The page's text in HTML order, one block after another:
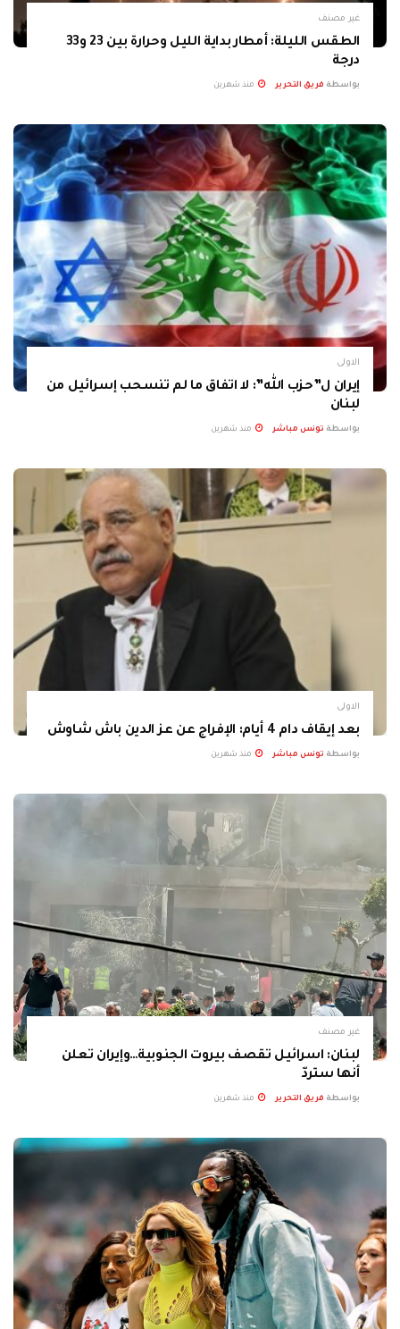
غير مصنف
الطقس الليلة: أمطار بداية الليل وحرارة بين 23 و33
درجة
بواسطة فريق التحرير منذ شهرين
الاولى
إيران ل”حزب الله”: لا اتفاق ما لم تنسحب إسرائيل من
لبنان
بواسطة تونس مباشر منذ شهرين
الاولى
بعد إيقاف دام 4 أيام: الإفراج عن عز الدين باش شاوش
بواسطة تونس مباشر منذ شهرين
غير مصنف
لبنان: اسرائيل تقصف بيروت الجنوبية…وإيران تعلن
أنها ستردّ
بواسطة فريق التحرير منذ شهرين